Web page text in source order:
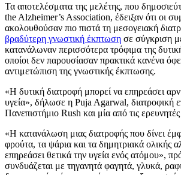
Τα αποτελέσματα της μελέτης, που
the Alzheimer’s Association, έδειξαν ότι οι
ακολουθούσαν πιο πιστά τη μεσογειακή
βραδύτερη γνωστική έκπτωση σε σύγκριση
κατανάλωναν περισσότερα τρόφιμα της
οποίοι δεν παρουσίασαν πρακτικά κανένα
αντιμετώπιση της γνωστικής έκπτωσης.
«Η δυτική διατροφή μπορεί να επηρεάσει
υγεία», δήλωσε η Puja Agarwal, διατροφική
Πανεπιστήμιο Rush και μία από τις
«Η κατανάλωση μιας διατροφής που δίνει
φρούτα, τα ψάρια και τα δημητριακά ολικής
επηρεάσει θετικά την υγεία ενός ατόμου»,
συνδυάζεται με τηγανητά φαγητά, γλυκά,